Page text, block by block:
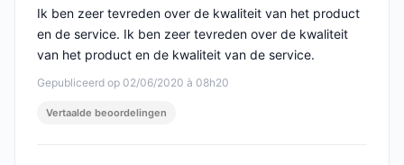
Gepubliceerd op 02/06/2020 à 08h20
Ik ben zeer tevreden over de kwaliteit van het product
en de service. Ik ben zeer tevreden over de kwaliteit
van het product en de kwaliteit van de service.
Vertaalde beoordelingen